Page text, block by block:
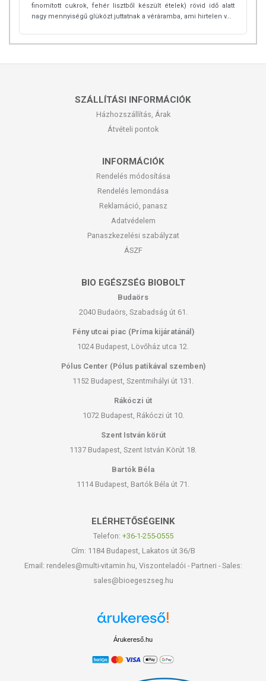
finomított cukrok, fehér lisztből készült ételek) rövid idő alatt
nagy mennyiségű glükózt juttatnak a véráramba, ami hirtelen v...
SZÁLLÍTÁSI INFORMÁCIÓK
Házhozszállítás, Árak
Átvételi pontok
INFORMÁCIÓK
Rendelés módosítása
Rendelés lemondása
Reklamáció, panasz
Adatvédelem
Panaszkezelési szabályzat
ÁSZF
BIO EGÉSZSÉG BIOBOLT
Budaörs
2040 Budaörs, Szabadság út 61.
Fény utcai piac (Príma kijáratánál)
1024 Budapest, Lövőház utca 12.
Pólus Center (Pólus patikával szemben)
1152 Budapest, Szentmihályi út 131.
Rákóczi út
1072 Budapest, Rákóczi út 10.
Szent István körút
1137 Budapest, Szent István Körút 18.
Bartók Béla
1114 Budapest, Bartók Béla út 71.
ELÉRHETŐSÉGEINK
Telefon: +36-1-255-0555
Cím: 1184 Budapest, Lakatos út 36/B
Email: rendeles@multi-vitamin.hu, Viszonteladói - Partneri - Sales:
sales@bioegeszseg.hu
Árukereső.hu